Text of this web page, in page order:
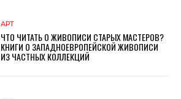
АРТ
ЧТО ЧИТАТЬ О ЖИВОПИСИ СТАРЫХ МАСТЕРОВ?
КНИГИ О ЗАПАДНОЕВРОПЕЙСКОЙ ЖИВОПИСИ
ИЗ ЧАСТНЫХ КОЛЛЕКЦИЙ